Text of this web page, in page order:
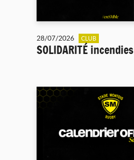
28/07/2026 CLUB
SOLIDARITÉ incendies